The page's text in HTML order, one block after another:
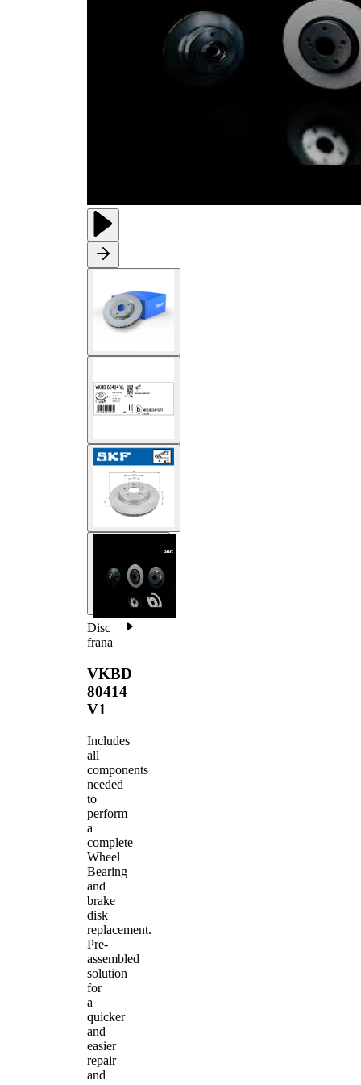
Disc
frana
VKBD
80414
V1
Includes
all
components
needed
to
perform
a
complete
Wheel
Bearing
and
brake
disk
replacement.
Pre-
assembled
solution
for
a
quicker
and
easier
repair
and